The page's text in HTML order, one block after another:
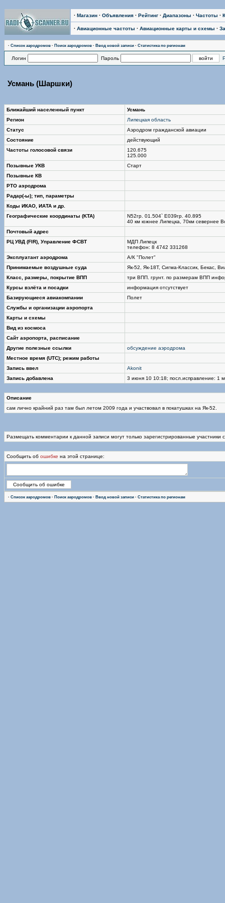
· Магазин · Объявления · Рейтинг · Диапазоны · Частоты ·
· Авиационные частоты · Авиационные карты и схемы ·
· Список аэродромов · Поиск аэродромов · Ввод новой записи · Статистика по регионам
Логин Пароль
Усмань (Шаршки)
Ближайший населенный пункт
Усмань
Регион
Липецкая область
Статус
Аэродром гражданской авиации
Состояние
действующий
Частоты голосовой связи
120.675
125.000
Позывные УКВ
Старт
Позывные КВ
РТО аэродрома
Радар(-ы); тип, параметры
Коды ИКАО, ИАТА и др.
Географические координаты (KTA)
N52гр. 01.504` E039гр. 40.895
40 км южнее Липецка, 70км севернее
Почтовый адрес
РЦ УВД (FIR), Управление ФСВТ
МДП Липецк
телефон: 8 4742 331268
Эксплуатант аэродрома
А/К "Полет"
Принимаемые воздушные суда
Як-52, Як-18T, Сигма-Классик, Бекас,
Класс, размеры, покрытие ВПП
три ВПП. грунт. по размерам ВПП
Курсы взлёта и посадки
информация отсутствует
Базирующиеся авиакомпании
Полет
Службы и организации аэропорта
Карты и схемы
Вид из космоса
Сайт аэропорта, расписание
Другие полезные ссылки
обсуждение аэродрома
Местное время (UTC); режим работы
Запись ввел
Akonit
Запись добавлена
3 июня 10 10:18; посл.исправление: 1
Описание
сам лично крайний раз там был летом 2009 года и участвовал в покатушках на Як-52.
Размещать комментарии к данной записи могут только зарегистрированные участники
Сообщить об ошибке на этой странице:
· Список аэродромов · Поиск аэродромов · Ввод новой записи · Статистика по регионам